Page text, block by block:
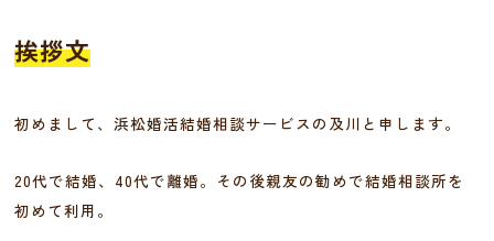
挨拶文
初めまして、浜松婚活結婚相談サービスの及川と申します。
20代で結婚、40代で離婚。その後親友の勧めで結婚相談所を
初めて利用。